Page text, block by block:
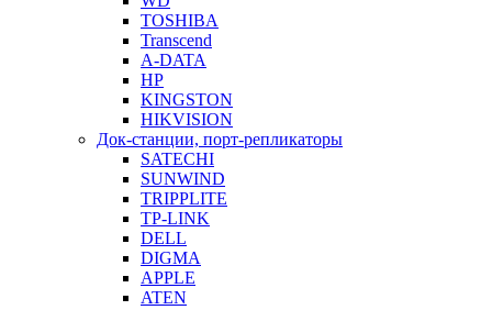
TOSHIBA
Transcend
A-DATA
HP
KINGSTON
HIKVISION
Док-станции, порт-репликаторы
SATECHI
SUNWIND
TRIPPLITE
TP-LINK
DELL
DIGMA
APPLE
ATEN